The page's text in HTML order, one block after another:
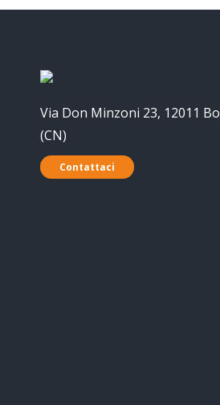
Via Don Minzoni 23, 12011
(CN)
Contattaci